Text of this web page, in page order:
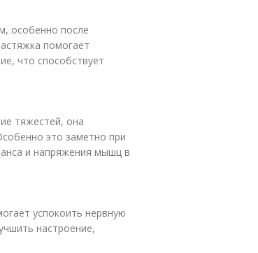
особенно после
помогает
что способствует
тяжестей, она
это заметно при
и напряжения мышц в
успокоить нервную
настроение,